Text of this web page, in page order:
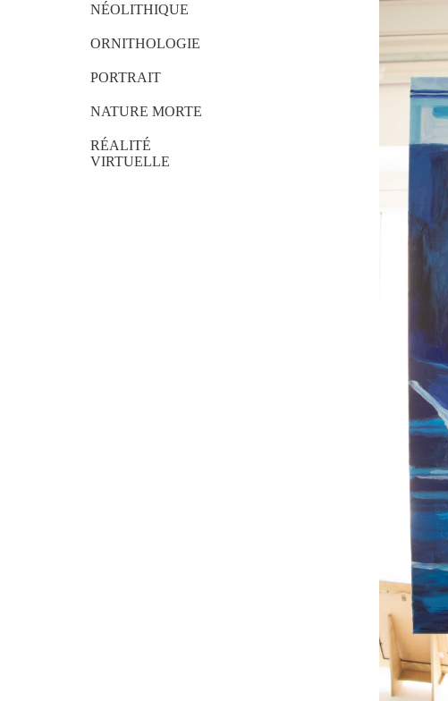
NÉOLITHIQUE
ORNITHOLOGIE
PORTRAIT
NATURE MORTE
RÉALITÉ
VIRTUELLE